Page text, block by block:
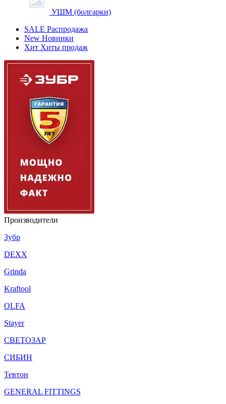
УШМ (болгарки)
SALE Распродажа
New Новинки
Хит Хиты продаж
Производители
Зубр
DEXX
Grinda
Kraftool
OLFA
Stayer
СВЕТОЗАР
СИБИН
Тевтон
GENERAL FITTINGS